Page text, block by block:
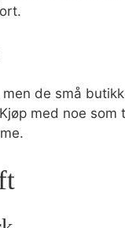
de små
med noe som